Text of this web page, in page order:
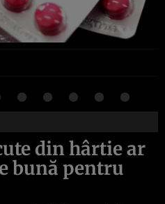
din hârtie ar
bună pentru